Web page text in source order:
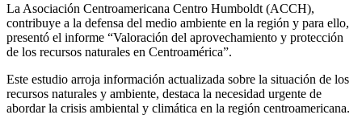
La Asociación Centroamericana Centro Humboldt (ACCH),
contribuye a la defensa del medio ambiente en la región y para ello,
presentó el informe “Valoración del aprovechamiento y protección
de los recursos naturales en Centroamérica”.
Este estudio arroja información actualizada sobre la situación de los
recursos naturales y ambiente, destaca la necesidad urgente de
abordar la crisis ambiental y climática en la región centroamericana.